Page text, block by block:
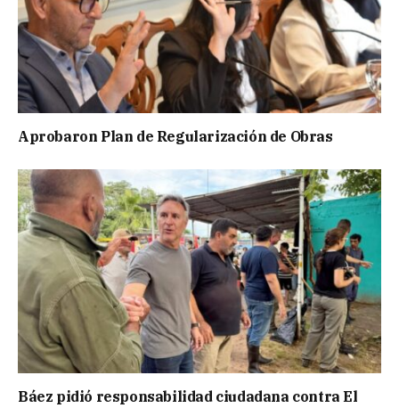
Aprobaron Plan de Regularización de Obras
Báez pidió responsabilidad ciudadana contra El